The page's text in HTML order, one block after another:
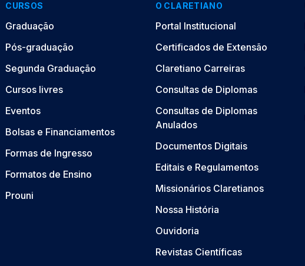
CURSOS
Graduação
Pós-graduação
Segunda Graduação
Cursos livres
Eventos
Bolsas e Financiamentos
Formas de Ingresso
Formatos de Ensino
Prouni
O CLARETIANO
Portal Institucional
Certificados de Extensão
Claretiano Carreiras
Consultas de Diplomas
Consultas de Diplomas
Anulados
Documentos Digitais
Editais e Regulamentos
Missionários Claretianos
Nossa História
Ouvidoria
Revistas Científicas